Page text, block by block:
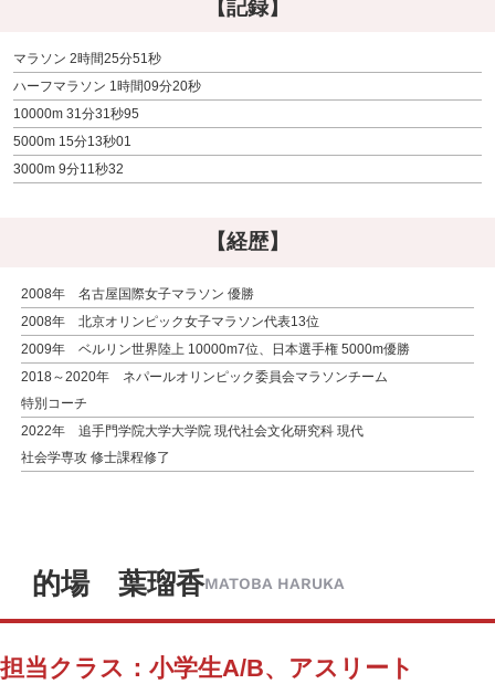
【記録】
マラソン 2時間25分51秒
ハーフマラソン 1時間09分20秒
10000m 31分31秒95
5000m 15分13秒01
3000m 9分11秒32
【経歴】
2008年 名古屋国際女子マラソン 優勝
2008年 北京オリンピック女子マラソン代表13位
2009年 ベルリン世界陸上 10000m7位、日本選手権 5000m優勝
2018～2020年 ネパールオリンピック委員会マラソンチーム
特別コーチ
2022年 追手門学院大学大学院 現代社会文化研究科 現代
社会学専攻 修士課程修了
的場 葉瑠香MATOBA HARUKA
担当クラス：小学生A/B、アスリート